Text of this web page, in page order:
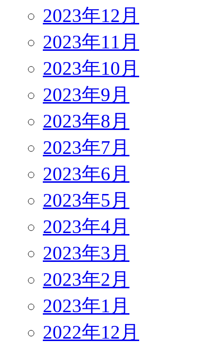
2023年12月
2023年11月
2023年10月
2023年9月
2023年8月
2023年7月
2023年6月
2023年5月
2023年4月
2023年3月
2023年2月
2023年1月
2022年12月